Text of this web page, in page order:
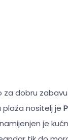
dobru
nositelj je
je